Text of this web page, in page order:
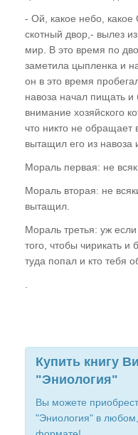
"Техника
Основные
Отождествление
Точная
Закон Сохранения
Необходимость и
или Правило
Аннигиляция
Практическое
сознания
лучше вырыть
магия
- Ой, какое небо, какое
скотный двор,- вылез
мир. В это время по
заметила цыпленка и
он в это время
навоза начал пищать и
внимание хозяйского
что никто не
вытащил его из навоза
Мораль первая: не
Мораль вторая: не
вытащил.
Мораль третья: уж
того, чтобы чирикать и
туда попал и кто тебя
Купить книгу
"Эниология"
Вы можете
"Эниология" в